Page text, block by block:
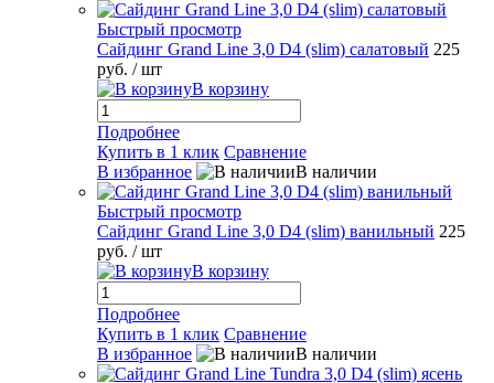
Быстрый просмотр
Сайдинг Grand Line 3,0 D4 (slim) салатовый 225
руб. / шт
В корзину
Подробнее
Купить в 1 клик Сравнение
В избранное
В наличии
Быстрый просмотр
Сайдинг Grand Line 3,0 D4 (slim) ванильный 225
руб. / шт
В корзину
Подробнее
Купить в 1 клик Сравнение
В избранное
В наличии